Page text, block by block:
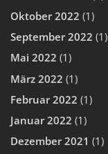
Oktober 2022 (1)
September 2022 (1)
Mai 2022 (1)
März 2022 (1)
Februar 2022 (1)
Januar 2022 (1)
Dezember 2021 (1)